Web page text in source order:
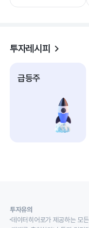
투자레시피
급등주
투자유의
데이터히어로가 제공하는 모